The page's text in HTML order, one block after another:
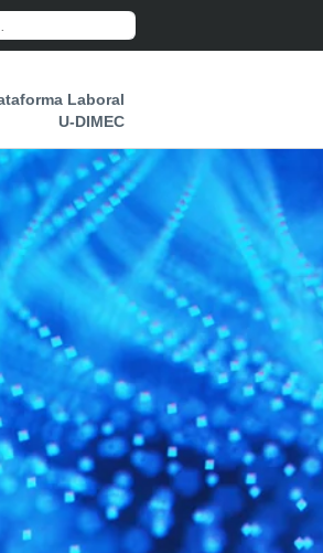
Laboral
U-DIMEC